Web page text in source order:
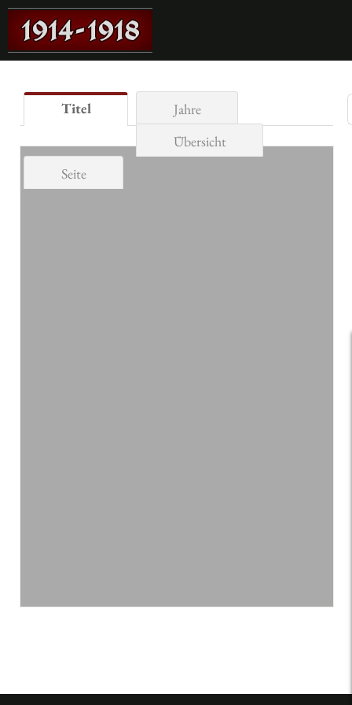
Titel
Jahre
Übersicht
Seite